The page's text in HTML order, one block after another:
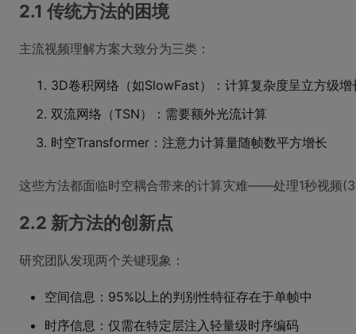
2.1 传统方法的困境
主流视频理解方案大致分为三类：
3D卷积网络（如SlowFast）：计算复杂度呈立方级增
双流网络（TSN）：需要额外光流计算
时空Transformer：注意力计算量随帧数平方增长
这些方法都面临时空耦合带来的计算灾难——处理1秒视频
2.2 新方法的创新点
研究团队发现两个关键现象：
空间信息：95%以上的判别性特征存在于单帧中
时序信息：仅需在特定层注入轻量级时序编码